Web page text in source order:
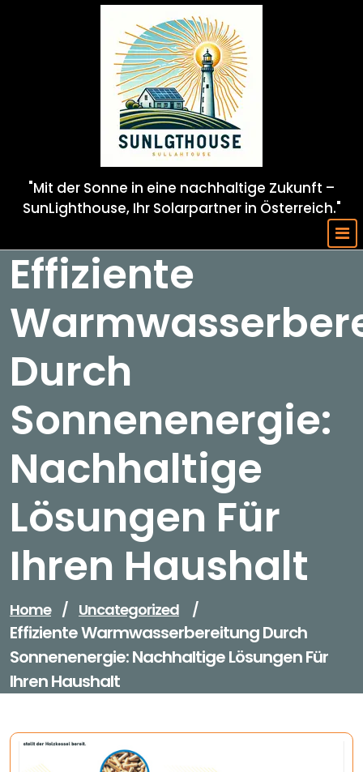
"Mit der Sonne in eine nachhaltige Zukunft –
SunLighthouse, Ihr Solarpartner in Österreich."
Effiziente
Durch
Sonnenenergie:
Nachhaltige
Lösungen Für
Ihren Haushalt
Home / Uncategorized /
Effiziente Warmwasserbereitung Durch
Sonnenenergie: Nachhaltige Lösungen Für
Ihren Haushalt